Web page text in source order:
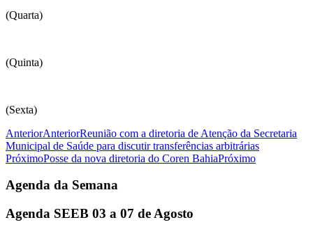
(Quarta)
(Quinta)
(Sexta)
AnteriorAnteriorReunião com a diretoria de Atenção da Secretaria
Municipal de Saúde para discutir transferências arbitrárias
PróximoPosse da nova diretoria do Coren BahiaPróximo
Agenda da Semana
Agenda SEEB 03 a 07 de Agosto